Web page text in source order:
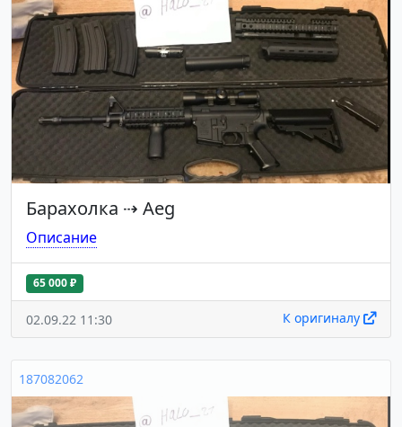
Барахолка ⇢ Aeg
Описание
65 000 ₽
02.09.22 11:30 К оригиналу
187082062